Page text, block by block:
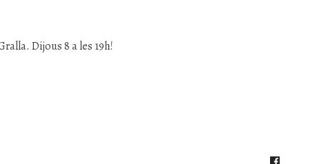
Dijous 8 a les 19h!